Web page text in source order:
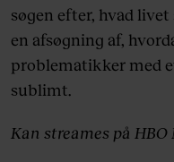
søgen efter, hvad
en afsøgning af,
problematikker med
sublimt.
Kan streames på HBO